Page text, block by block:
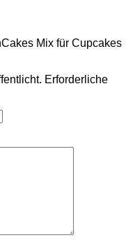
Mix für Cupcakes
Erforderliche